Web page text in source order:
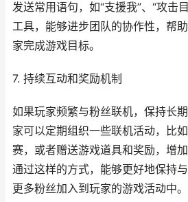
发送常用语句，如“支援我”、“攻击
工具，能够进步团队的协作性，帮
家完成游戏目标。
7. 持续互动和奖励机制
如果玩家频繁与粉丝联机，保持长
家可以定期组织一些联机活动，比
赛，或者赠送游戏道具和奖励，增
通过这样的方式，能够更好地保持
更多粉丝加入到玩家的游戏活动中。